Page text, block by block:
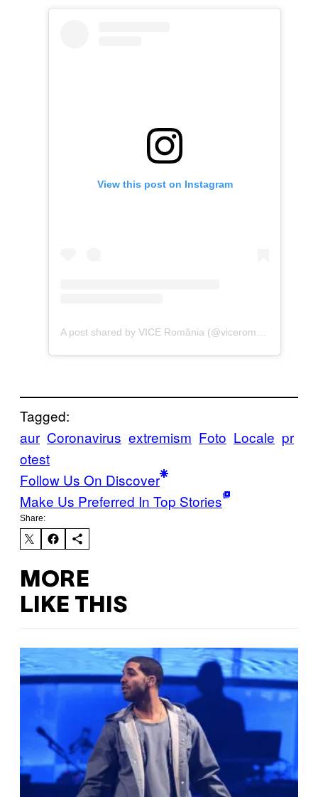
View this post on Instagram
Tagged:
aur Coronavirus extremism Foto Locale pr
otest
Follow Us On Discover
Make Us Preferred In Top Stories
Share:
MORE
LIKE THIS